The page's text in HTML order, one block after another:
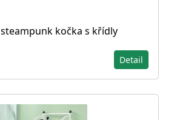
kočka s křídly
Detail